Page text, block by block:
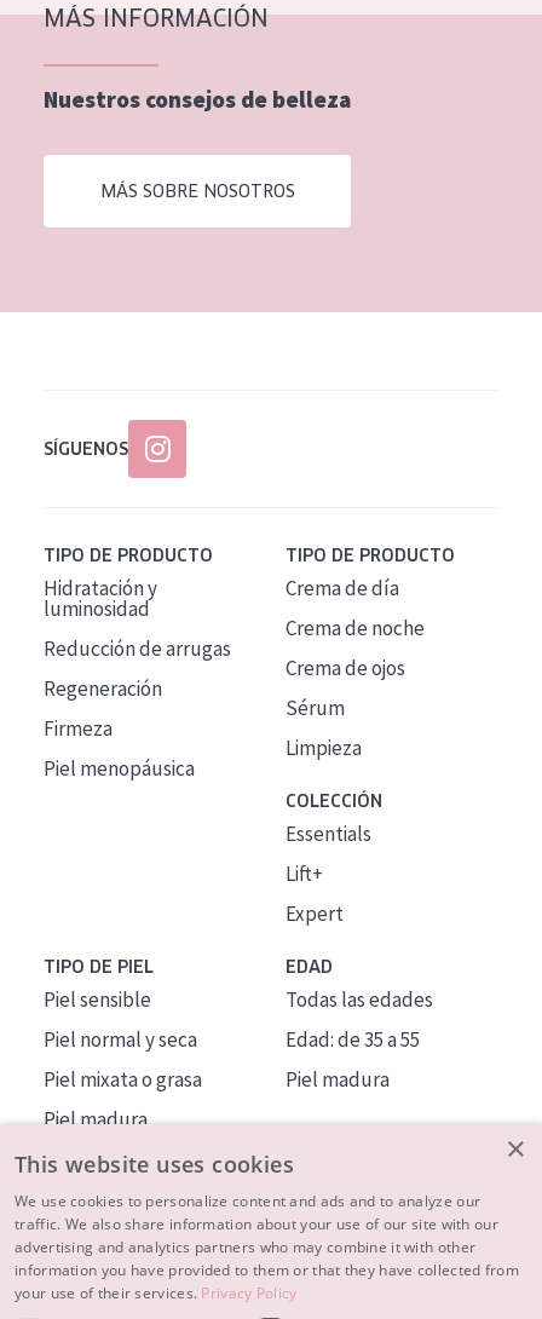
Piel normal y seca
Piel mixata o grasa
Piel madura
Piel expuesta al sol
Piel menopáusica
Todas las edades
MÁS INFORMACIÓN
Nuestros consejos de belleza
MÁS SOBRE NOSOTROS
SÍGUENOS
TIPO DE PRODUCTO
Hidratación y
luminosidad
Reducción de arrugas
Regeneración
Firmeza
Piel menopáusica
TIPO DE PRODUCTO
Crema de día
Crema de noche
Crema de ojos
Sérum
Limpieza
COLECCIÓN
Essentials
Lift+
Expert
TIPO DE PIEL
Piel sensible
Piel normal y seca
Piel mixata o grasa
Piel madura
Piel expuesta al sol
Piel menopáusica
EDAD
Todas las edades
Edad: de 35 a 55
Piel madura
MÁS SOBRE NOSOTROS
INSPIRACIÓN
×
This website uses cookies
We use cookies to personalize content and ads and to analyze our
traffic. We also share information about your use of our site with our
advertising and analytics partners who may combine it with other
information you have provided to them or that they have collected from
your use of their services. Privacy Policy